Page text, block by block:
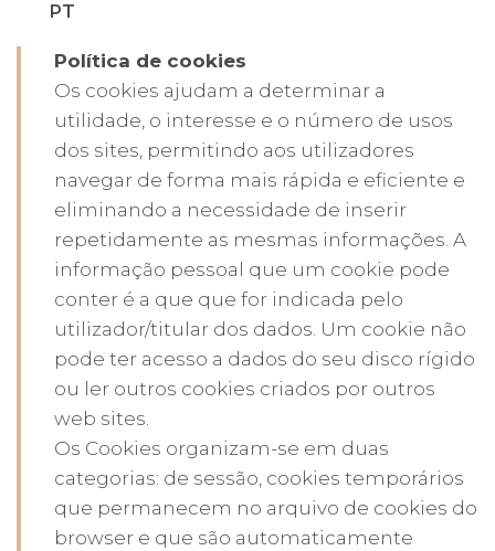
PT
Política de cookies
Os cookies ajudam a determinar a
utilidade, o interesse e o número de usos
dos sites, permitindo aos utilizadores
navegar de forma mais rápida e eficiente e
eliminando a necessidade de inserir
repetidamente as mesmas informações. A
informação pessoal que um cookie pode
conter é a que que for indicada pelo
utilizador/titular dos dados. Um cookie não
pode ter acesso a dados do seu disco rígido
ou ler outros cookies criados por outros
web sites.
Os Cookies organizam-se em duas
categorias: de sessão, cookies temporários
que permanecem no arquivo de cookies do
browser e que são automaticamente